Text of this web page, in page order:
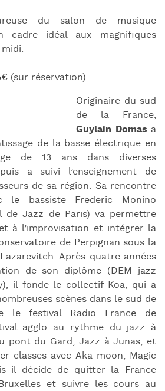
du salon de musique
cadre idéal aux magnifiques
(sur réservation)
Originaire du sud
de la France,
Guylain Domas a
de la basse électrique en
de 13 ans dans diverses
a suivi l’enseignement de
de sa région. Sa rencontre
le bassiste Frederic Monino
de Jazz de Paris) va permettre
à l’improvisation et intégrer la
de Perpignan sous la
Après quatre années
de son diplôme (DEM jazz
il fonde le collectif Koa, qui a
scènes dans le sud de
le festival Radio France de
agglo au rythme du jazz à
pont du Gard, Jazz à Junas, et
classes avec Aka moon, Magic
il décide de quitter la France
et suivre les cours au